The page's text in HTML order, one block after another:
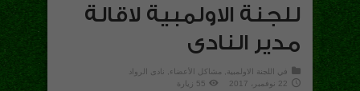
للجنة الاولمبية لاقالة
مدير النادى
في اللجنة الاولمبية مشاكل الأعضاء , نادى الرواد
22 نوفمبر، 2017
55 زيارة